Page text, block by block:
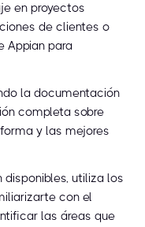
en proyectos
de clientes o
Appian para
la documentación
completa sobre
y las mejores
disponibles, utiliza los
con el
las áreas que